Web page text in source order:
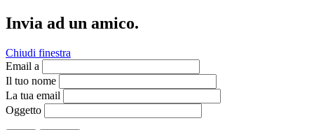
Invia ad un amico.
Chiudi finestra
Email a
Il tuo nome
La tua email
Oggetto